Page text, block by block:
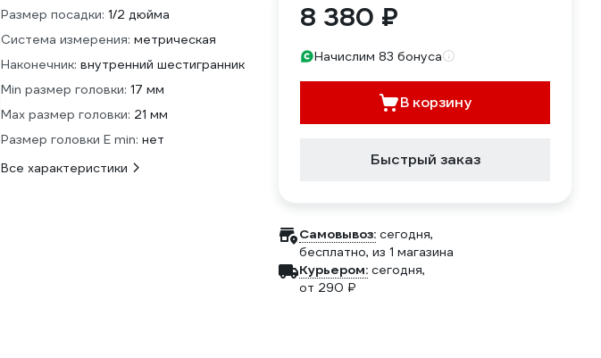
Размер посадки: 1/2 дюйма
Система измерения: метрическая
Наконечник: внутренний шестигранник
Min размер головки: 17 мм
Max размер головки: 21 мм
Размер головки E min: нет
Все характеристики
8 380 ₽
Начислим 83 бонуса
В корзину
Быстрый заказ
Самовывоз: сегодня,
бесплатно, из 1 магазина
Курьером: сегодня,
от 290 ₽